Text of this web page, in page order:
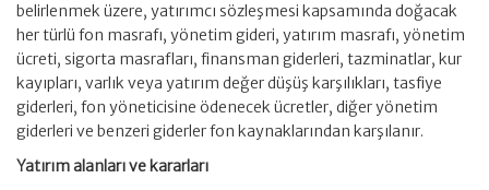
belirlenmek üzere, yatırımcı sözleşmesi kapsamında doğacak
her türlü fon masrafı, yönetim gideri, yatırım masrafı, yönetim
ücreti, sigorta masrafları, finansman giderleri, tazminatlar, kur
kayıpları, varlık veya yatırım değer düşüş karşılıkları, tasfiye
giderleri, fon yöneticisine ödenecek ücretler, diğer yönetim
giderleri ve benzeri giderler fon kaynaklarından karşılanır.
Yatırım alanları ve kararları